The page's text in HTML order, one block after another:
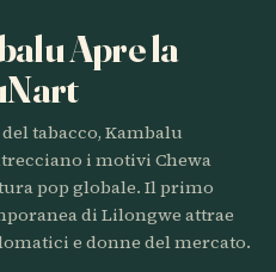
Apre la
tabacco, Kambalu
i motivi Chewa
pop globale. Il primo
di Lilongwe attrae
e donne del mercato.